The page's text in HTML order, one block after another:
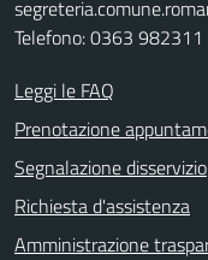
Telefono: 0363 982311
Leggi le FAQ
Prenotazione
Segnalazione disservizio
Richiesta d'assistenza
Amministrazione